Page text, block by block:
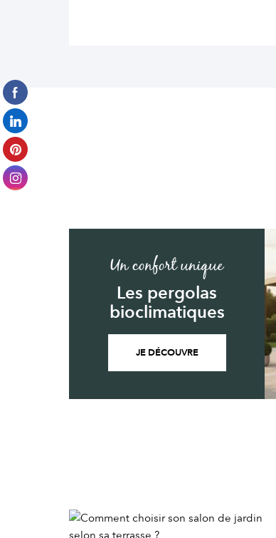
Un confort unique
Les pergolas
bioclimatiques
JE DÉCOUVRE